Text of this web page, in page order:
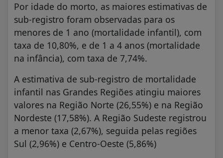
Por idade do morto, as maiores estimativas de
sub-registro foram observadas para os
menores de 1 ano (mortalidade infantil), com
taxa de 10,80%, e de 1 a 4 anos (mortalidade
na infância), com taxa de 7,74%.
A estimativa de sub-registro de mortalidade
infantil nas Grandes Regiões atingiu maiores
valores na Região Norte (26,55%) e na Região
Nordeste (17,58%). A Região Sudeste registrou
a menor taxa (2,67%), seguida pelas regiões
Sul (2,96%) e Centro-Oeste (5,86%)